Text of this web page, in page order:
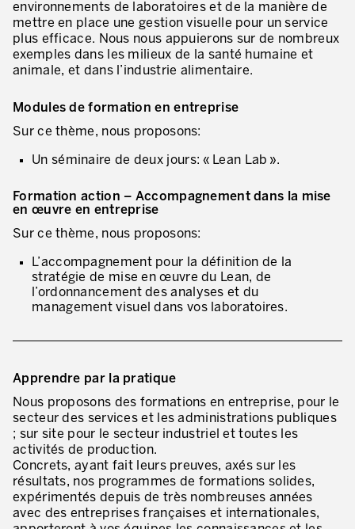
Notre présence dans le monde
GUIDER LA TRANSFORMATION
Guider la transformation de l’entreprise
Construire l’entreprise Lean
motion™ by Productivity
Management de la performance
Définir une stratégie de gestion d’actifs
Leadership et culture
Développer des leaders à tous les niveaux
Coaching des dirigeants et des managers
Le travail standard des leaders
Développement des managers et superviseurs
Développement d’équipe
* champs obligatoires
environnements de laboratoires et de la manière de
mettre en place une gestion visuelle pour un service
plus efficace. Nous nous appuierons sur de nombreux
exemples dans les milieux de la santé humaine et
animale, et dans l’industrie alimentaire.
Modules de formation en entreprise
Sur ce thème, nous proposons:
Un séminaire de deux jours: « Lean Lab ».
Formation action – Accompagnement dans la mise
en œuvre en entreprise
Sur ce thème, nous proposons:
L’accompagnement pour la définition de la
stratégie de mise en œuvre du Lean, de
l’ordonnancement des analyses et du
management visuel dans vos laboratoires.
Apprendre par la pratique
Nous proposons des formations en entreprise, pour le
secteur des services et les administrations publiques
; sur site pour le secteur industriel et toutes les
activités de production.
Concrets, ayant fait leurs preuves, axés sur les
résultats, nos programmes de formations solides,
expérimentés depuis de très nombreuses années
avec des entreprises françaises et internationales,